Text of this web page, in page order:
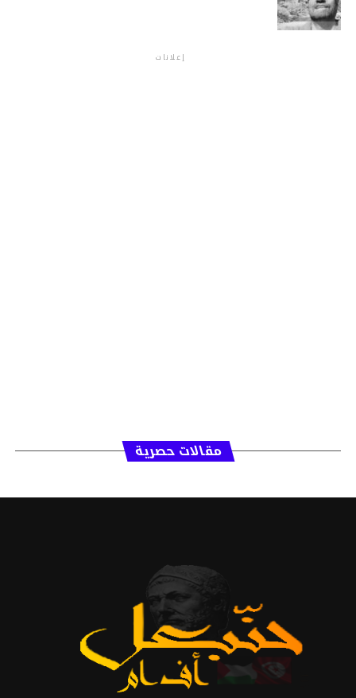
إعلانات
مقالات حصرية